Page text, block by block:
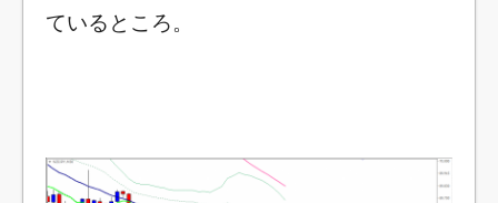
ているところ。